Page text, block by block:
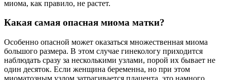
миома, как правило, не растет.
Какая самая опасная миома матки?
Особенно опасной может оказаться множественная миома
большого размера. В этом случае гинекологу приходится
наблюдать сразу за несколькими узлами, порой их бывает не
один десяток. Если женщина беременна, но при этом